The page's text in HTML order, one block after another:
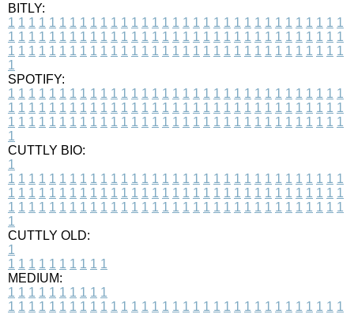
BITLY:
1 1 1 1 1 1 1 1 1 1 1 1 1 1 1 1 1 1 1 1 1 1 1 1 1 1 1 1 1 1 1 1 1
1 1 1 1 1 1 1 1 1 1 1 1 1 1 1 1 1 1 1 1 1 1 1 1 1 1 1 1 1 1 1 1 1
1 1 1 1 1 1 1 1 1 1 1 1 1 1 1 1 1 1 1 1 1 1 1 1 1 1 1 1 1 1 1 1 1
1
SPOTIFY:
1 1 1 1 1 1 1 1 1 1 1 1 1 1 1 1 1 1 1 1 1 1 1 1 1 1 1 1 1 1 1 1 1
1 1 1 1 1 1 1 1 1 1 1 1 1 1 1 1 1 1 1 1 1 1 1 1 1 1 1 1 1 1 1 1 1
1 1 1 1 1 1 1 1 1 1 1 1 1 1 1 1 1 1 1 1 1 1 1 1 1 1 1 1 1 1 1 1 1
1
CUTTLY BIO:
1
1 1 1 1 1 1 1 1 1 1 1 1 1 1 1 1 1 1 1 1 1 1 1 1 1 1 1 1 1 1 1 1 1
1 1 1 1 1 1 1 1 1 1 1 1 1 1 1 1 1 1 1 1 1 1 1 1 1 1 1 1 1 1 1 1 1
1 1 1 1 1 1 1 1 1 1 1 1 1 1 1 1 1 1 1 1 1 1 1 1 1 1 1 1 1 1 1 1 1
1
CUTTLY OLD:
1
1 1 1 1 1 1 1 1 1 1
MEDIUM:
1 1 1 1 1 1 1 1 1 1
1 1 1 1 1 1 1 1 1 1 1 1 1 1 1 1 1 1 1 1 1 1 1 1 1 1 1 1 1 1 1 1 1